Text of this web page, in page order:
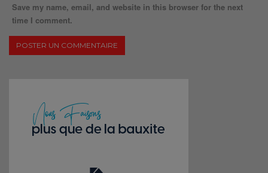
Save my name, email, and website in this browser for the next
time I comment.